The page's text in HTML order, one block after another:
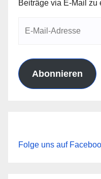
Beiträge via E-Mail zu
Abonnieren
Folge uns auf